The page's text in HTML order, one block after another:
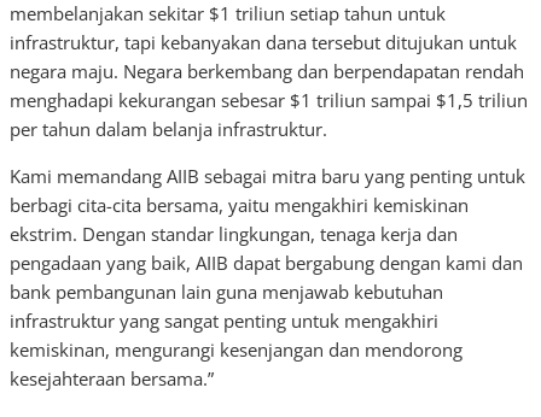
membelanjakan sekitar $1 triliun setiap tahun untuk
infrastruktur, tapi kebanyakan dana tersebut ditujukan untuk
negara maju. Negara berkembang dan berpendapatan rendah
menghadapi kekurangan sebesar $1 triliun sampai $1,5 triliun
per tahun dalam belanja infrastruktur.
Kami memandang AIIB sebagai mitra baru yang penting untuk
berbagi cita-cita bersama, yaitu mengakhiri kemiskinan
ekstrim. Dengan standar lingkungan, tenaga kerja dan
pengadaan yang baik, AIIB dapat bergabung dengan kami dan
bank pembangunan lain guna menjawab kebutuhan
infrastruktur yang sangat penting untuk mengakhiri
kemiskinan, mengurangi kesenjangan dan mendorong
kesejahteraan bersama.”